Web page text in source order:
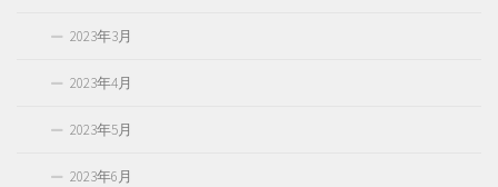
2023年3月
2023年4月
2023年5月
2023年6月